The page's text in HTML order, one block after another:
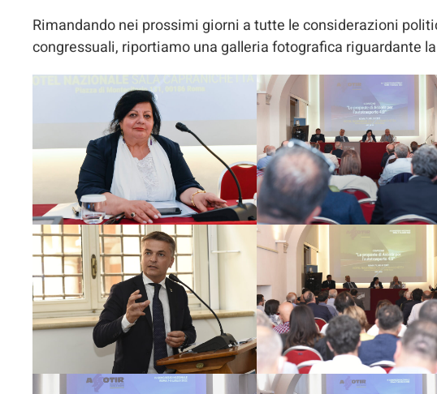
Rimandando nei prossimi giorni a tutte le considerazioni
congressuali, riportiamo una galleria fotografica riguardante